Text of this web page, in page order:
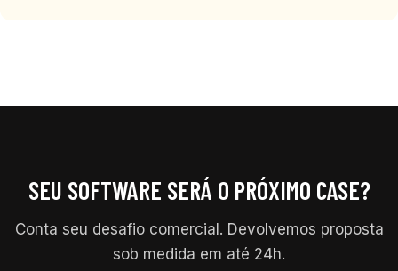
SEU SOFTWARE SERÁ O PRÓXIMO CASE?
Conta seu desafio comercial. Devolvemos proposta
sob medida em até 24h.